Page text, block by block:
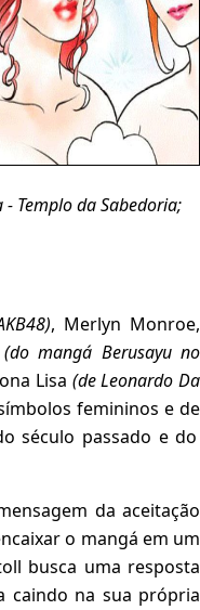
Templo da Sabedoria;
, Merlyn Monroe,
(do mangá Berusayu no
Lisa (de Leonardo Da
femininos e de
século passado e do
da aceitação
o mangá em um
busca uma resposta
caindo na sua própria